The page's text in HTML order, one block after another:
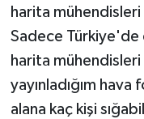
harita
Sadece
harita mühendisleri
yayınladığım
alana kaç kişi